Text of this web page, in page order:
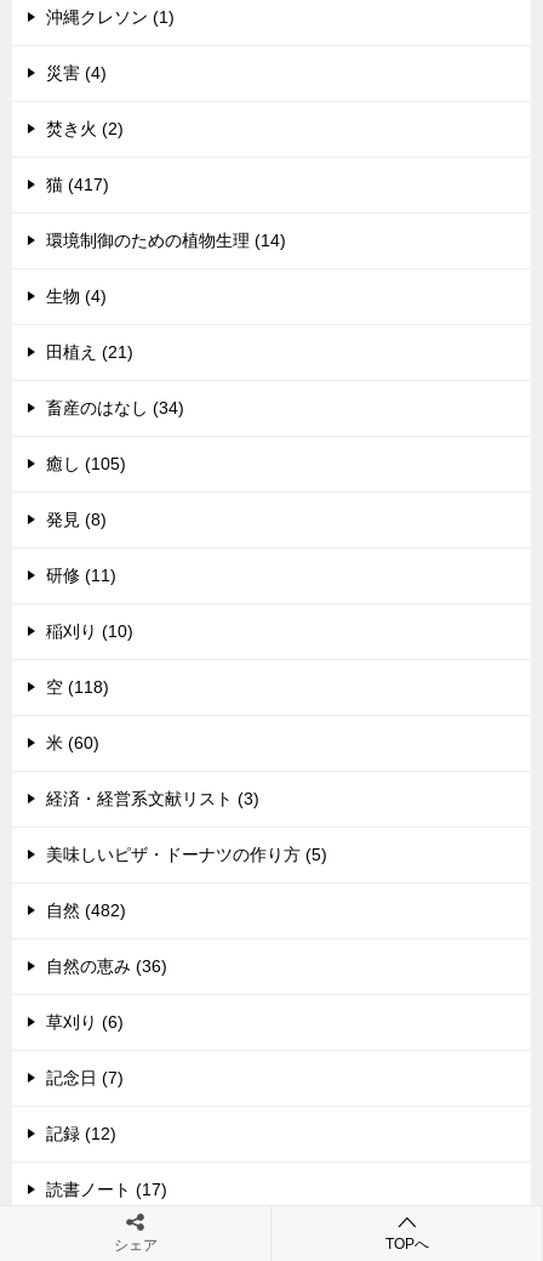
沖縄クレソン (1)
災害 (4)
焚き火 (2)
猫 (417)
環境制御のための植物生理 (14)
生物 (4)
田植え (21)
畜産のはなし (34)
癒し (105)
発見 (8)
研修 (11)
稲刈り (10)
空 (118)
米 (60)
経済・経営系文献リスト (3)
美味しいピザ・ドーナツの作り方 (5)
自然 (482)
自然の恵み (36)
草刈り (6)
記念日 (7)
記録 (12)
読書ノート (17)
趣味 (42)シェア TOPへ